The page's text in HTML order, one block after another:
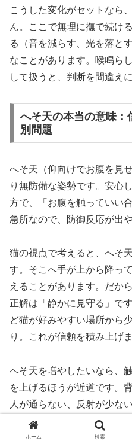
こうした変化がセットなら
ん。ここで無理に撫で続け
る（音を減らす、光を落と
なことがあります。喉鳴ら
して扱うと、判断を間違え
へそ天の本当の意味：
別問題
へそ天（仰向けでお腹を見
り無防備な姿勢です。安心
方で、「お腹を触っていい
急所なので、防御反応が出
猫の視点で考えると、へそ
す。そこへ手が上から降っ
えることがあります。だか
正解は「静かに見守る」で
ど猫が好みやすい場所から
り。これが信頼を積み上げま
へそ天を増やしたいなら、
を上げるほうが近道です。
人が通らない、反射が少な
い”と思える条件を作るこ
がります。
ホーム 検索